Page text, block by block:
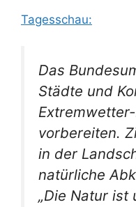
Tagesschau:
Das
Städte und
vorbereiten.
in der
natürliche
„Die Natur ist